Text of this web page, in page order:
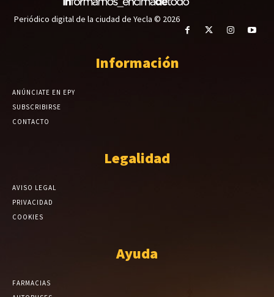
Periódico digital de la ciudad de Yecla © 2026
Información
ANÚNCIATE EN EPY
SUBSCRIBIRSE
CONTACTO
Legalidad
AVISO LEGAL
PRIVACIDAD
COOKIES
Ayuda
FARMACIAS